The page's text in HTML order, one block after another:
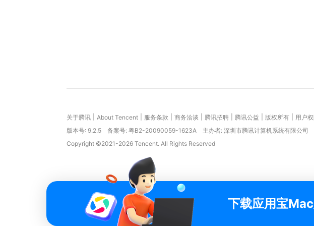
关于腾讯 About Tencent 服务条款 商务洽谈 腾讯招聘 腾讯公益 版权所有 用户
版本号: 9.2.5 备案号: 粤B2-20090059-1623A
主办者: 深圳市腾讯计算机系统有限公司
Copyright ©2021-2026 Tencent. All Rights Reserved
下载应用宝